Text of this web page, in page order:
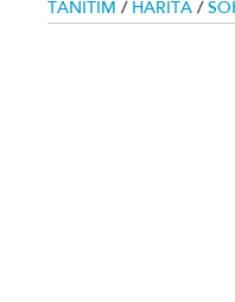
TANITIM / HARITA /